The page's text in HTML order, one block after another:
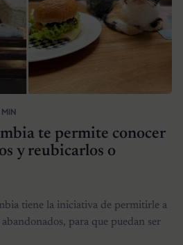
MIN
te permite conocer
y reubicarlos o
tiene la iniciativa de permitirle a
para que puedan ser